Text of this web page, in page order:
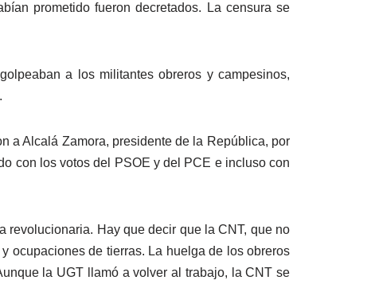
prometido fueron decretados. La censura se
a los militantes obreros y campesinos,
a Alcalá Zamora, presidente de la República, por
con los votos del PSOE y del PCE e incluso con
revolucionaria. Hay que decir que la CNT, que no
ocupaciones de tierras. La huelga de los obreros
la UGT llamó a volver al trabajo, la CNT se